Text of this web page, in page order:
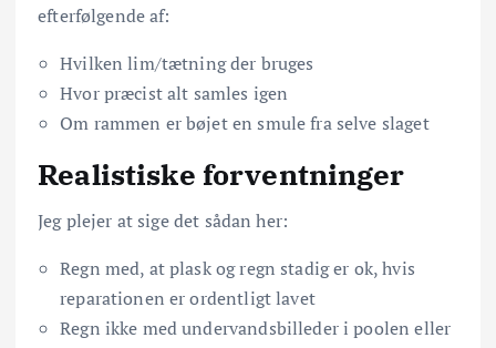
efterfølgende af:
Hvilken lim/tætning der bruges
Hvor præcist alt samles igen
Om rammen er bøjet en smule fra selve slaget
Realistiske forventninger
Jeg plejer at sige det sådan her:
Regn med, at plask og regn stadig er ok, hvis
reparationen er ordentligt lavet
Regn ikke med undervandsbilleder i poolen eller